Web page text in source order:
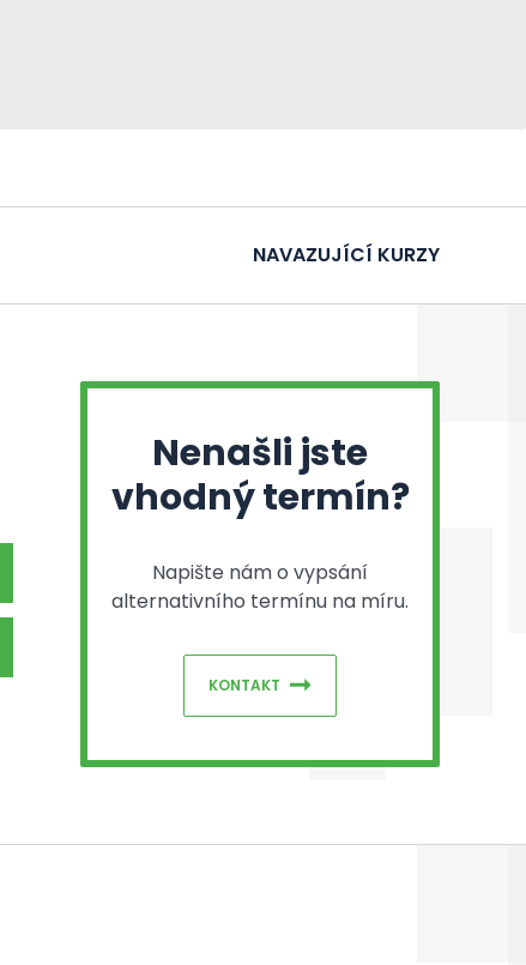
NAVAZUJÍCÍ KURZY
Nenašli jste
vhodný termín?
Napište nám o vypsání
alternativního termínu na míru.
KONTAKT